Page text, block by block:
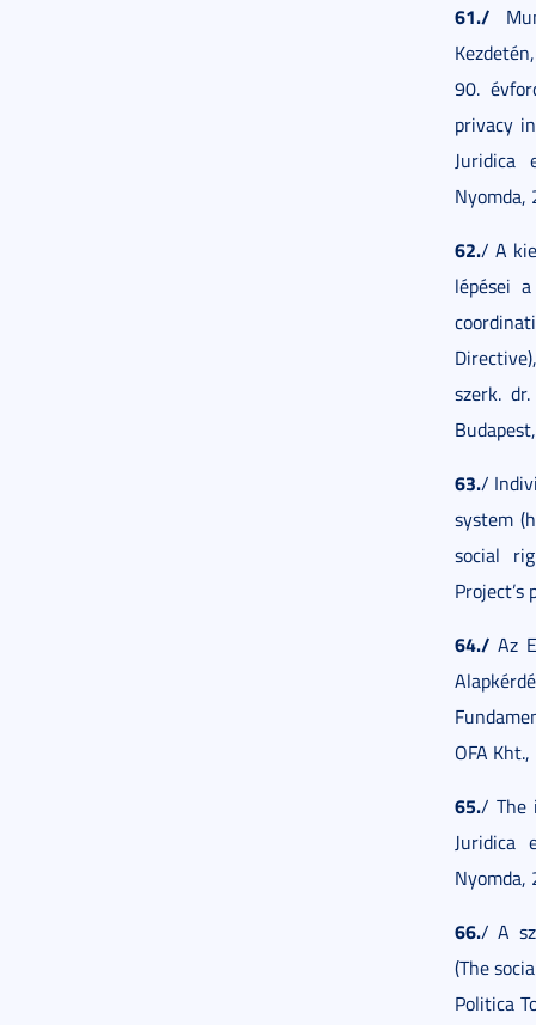
61./
90.
privacy
Juridica
Nyomda,
62./ A
lépései
szerk.
63./
system
social
64./ Az
OFA
65./ The
Juridica
Nyomda,
66./ A
(The
Politica